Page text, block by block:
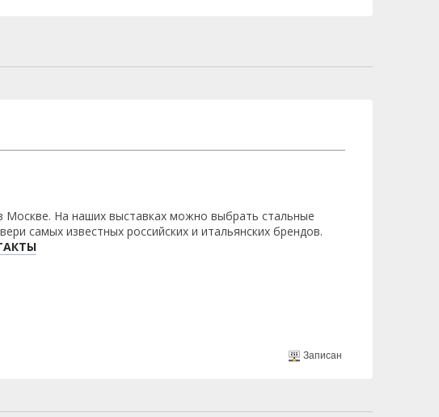
На наших выставках можно выбрать стальные
самых известных российских и итальянских брендов.
Записан